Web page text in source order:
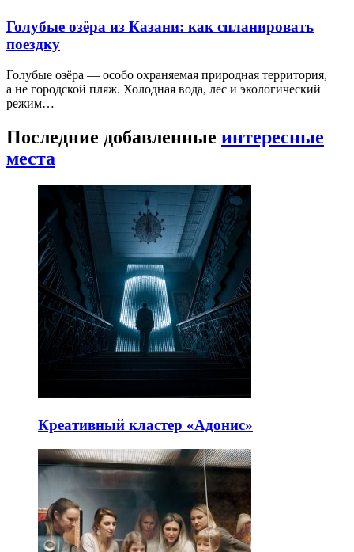
Голубые озёра из Казани: как спланировать
поездку
Голубые озёра — особо охраняемая природная территория,
а не городской пляж. Холодная вода, лес и экологический
режим…
Последние добавленные интересные
места
Креативный кластер «Адонис»